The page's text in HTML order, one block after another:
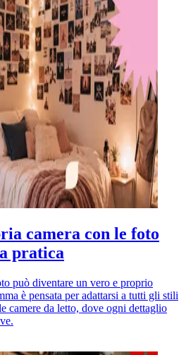
camera con le foto
pratica
può diventare un vero e proprio
è pensata per adattarsi a tutti gli stili
camere da letto, dove ogni dettaglio